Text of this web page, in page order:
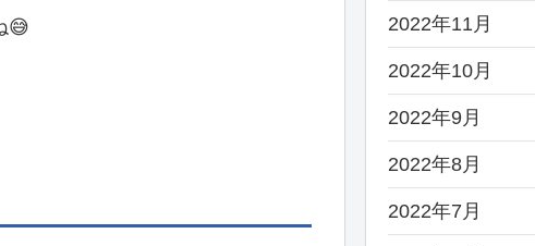
😅 2022年11月
2022年10月
2022年9月
2022年8月
2022年7月